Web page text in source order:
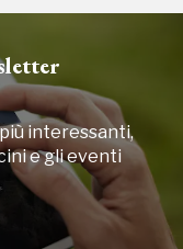
interessanti,
e gli eventi